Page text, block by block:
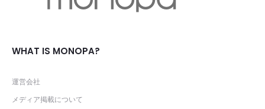
WHAT IS MONOPA?
運営会社
メディア掲載について